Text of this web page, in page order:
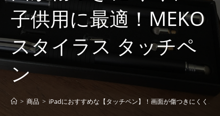
子供用に最適！MEKO
スタイラス タッチペ
ン
> 商品 > iPadにおすすめな【タッチペン】！画面が傷つきにくく、